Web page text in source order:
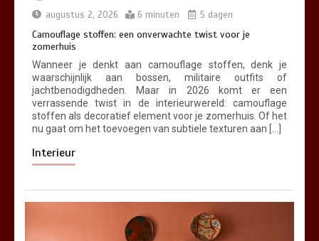
augustus 2, 2026
6 minuten 5 dagen
Camouflage stoffen: een onverwachte twist voor je
zomerhuis
Wanneer je denkt aan camouflage stoffen, denk je
waarschijnlijk aan bossen, militaire outfits of
jachtbenodigdheden. Maar in 2026 komt er een
verrassende twist in de interieurwereld: camouflage
stoffen als decoratief element voor je zomerhuis. Of het
nu gaat om het toevoegen van subtiele texturen aan […]
Interieur